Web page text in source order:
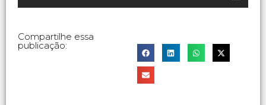
Compartilhe essa
publicação: